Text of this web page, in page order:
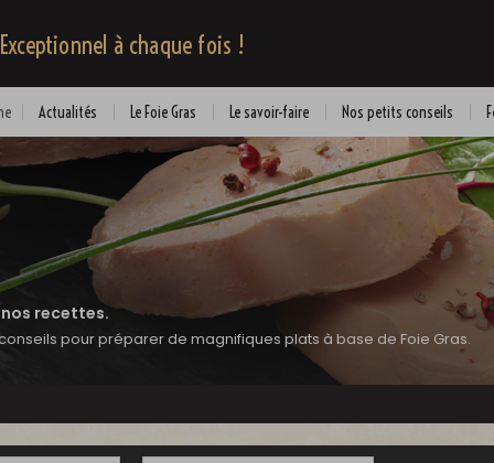
à chaque fois !
Actualités Le Foie Gras Le savoir-faire Nos petits conseils
recettes.
pour préparer de magnifiques plats à base de Foie Gras.